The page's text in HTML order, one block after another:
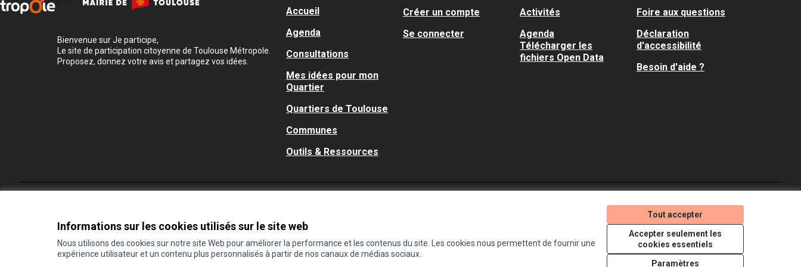
Informations sur les cookies utilisés sur le site web
Nous utilisons des cookies sur notre site Web pour améliorer la performance et les contenus du site. Les cookies nous permettent de fournir une
expérience utilisateur et un contenu plus personnalisés à partir de nos canaux de médias sociaux.
Tout accepter
Accepter seulement les
cookies essentiels
Paramètres
Bienvenue sur Je participe,
Le site de participation citoyenne de Toulouse Métropole.
Proposez, donnez votre avis et partagez vos idées.
Accueil
Agenda
Consultations
Mes idées pour mon
Quartier
Quartiers de Toulouse
Communes
Outils & Ressources
Créer un compte
Se connecter
Activités
Agenda
Télécharger les
fichiers Open Data
Foire aux questions
Déclaration
d'accessibilité
Besoin d'aide ?
(Lien externe)
(Lien externe)
(Lien externe)
Licence Creative
(Lien externe)